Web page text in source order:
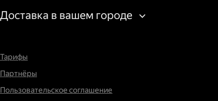
Доставка в вашем городе
Тарифы
Партнёры
Пользовательское соглашение